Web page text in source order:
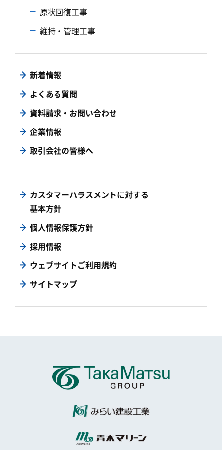
原状回復工事
維持・管理工事
新着情報
よくある質問
資料請求・お問い合わせ
企業情報
取引会社の皆様へ
カスタマーハラスメントに対する
基本方針
個人情報保護方針
採用情報
ウェブサイトご利用規約
サイトマップ